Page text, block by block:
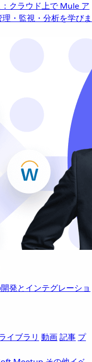
クラウド上で Mule ア
・監視・分析を学びま
発とインテグレーショ
イブラリ 動画記事 プ